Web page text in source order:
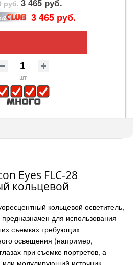
руб.3 465 руб.
3 465 руб.
шт
Eyes FLC-28
кольцевой
кольцевой осветитель,
для использования
съемках требующих
освещения (например,
при съемке портретов, а
модулирующий источник